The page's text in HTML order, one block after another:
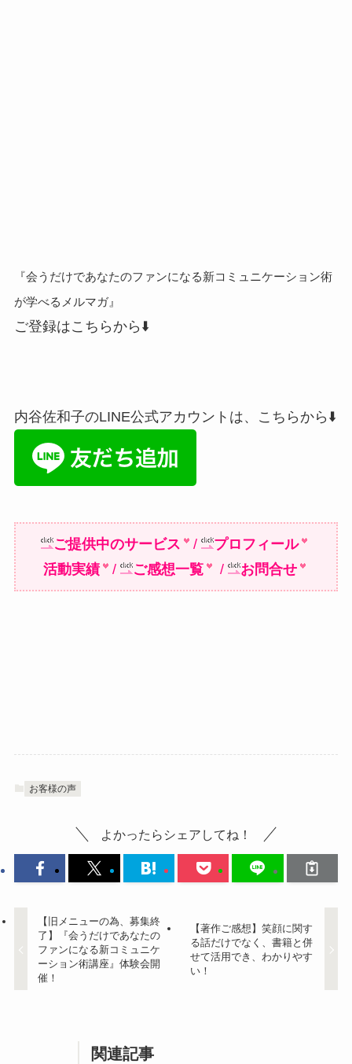
『会うだけであなたのファンになる新コミュニケーション術
が学べるメルマガ』
ご登録はこちらから⬇️
内谷佐和子のLINE公式アカウントは、こちらから⬇️
ご提供中のサービス /
プロフィール
活動実績
/ ご感想一覧 / お問合せ
お客様の声
よかったらシェアしてね！
【旧メニューの為、募集終
了】『会うだけであなたの
ファンになる新コミュニケ
ーション術講座』体験会開
催！
【著作ご感想】笑顔に関す
る話だけでなく、書籍と併
せて活用でき、わかりやす
い！
関連記事